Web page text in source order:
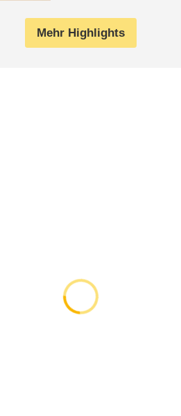
Mehr Highlights